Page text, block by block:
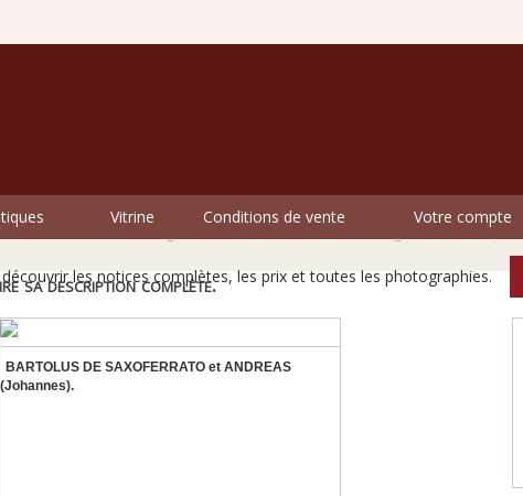
Vitrine Conditions de vente Votre compte
rares ne livrent pas tous leurs secrets au premier regard.
les notices complètes, les prix et toutes les photographies.
sa description complète.
BARTOLUS DE SAXOFERRATO et ANDREAS
(Johannes).